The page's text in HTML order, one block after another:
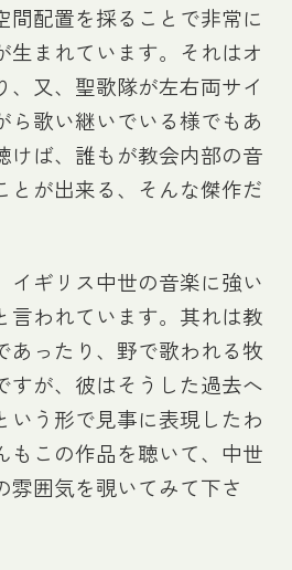
間配置を採ることで非常に
生まれています。それはオ
、又、聖歌隊が左右両サイ
ら歌い継いでいる様でもあ
けば、誰もが教会内部の音
とが出来る、そんな傑作だ
ギリス中世の音楽に強い
言われています。其れは教
あったり、野で歌われる牧
すが、彼はそうした過去へ
いう形で見事に表現したわ
もこの作品を聴いて、中世
雰囲気を覗いてみて下さ